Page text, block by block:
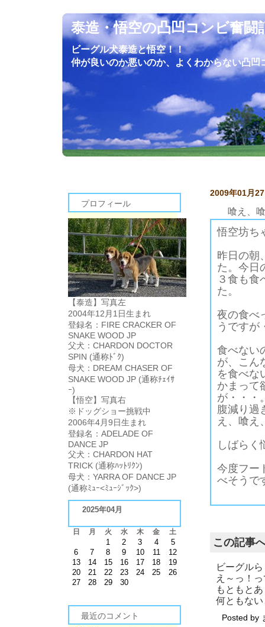
泰造・悟空の凸凹コンビ奮闘
ビーグル犬泰造と悟空！！
仲が良いのか悪いのか、よくわからない凸凹
プロフィール
【泰造】写真左
2004年12月1日生まれ
登録名：FIRE CRACKER OF
SNAKE WOOD JP
父犬：CHARDON DOCTOR
SPIN (通称ﾄﾞｸ)
母犬：DREAM CHASER OF
SNAKE WOOD JP (通称ﾁｪｲｻ
ｰ)
【悟空】写真右
※ドッグショー挑戦中
2006年4月9日生まれ
登録名：ADELADE OF
DANCE JP
父犬：CHARDON HAT
TRICK (通称ﾊｯﾄﾘｸﾝ)
母犬：YARRA OF DANCE JP
(通称ﾐｭｰ<ﾐｭｰｼﾞｯｸ>)
2025年04月
日 月 火 水 木 金 土
1 2 3 4
5
6
7 8 9 10 11
12
13
14 15 16 17 18
19
20
21 22 23 24 25
26
27
28 29 30
最近のコメント
2009年01月
喰え、
悟空坊ち
昨日の朝
た。今日
３食も食
た。
夜の食べ
うですが
食べない
が、こん
を食べな
かまって
が・・・
腹減り過
え、喰え
しばらく
今度フー
べそうで
この記事
ビーグル
え～っ！
もともと
何ともな
Posted by